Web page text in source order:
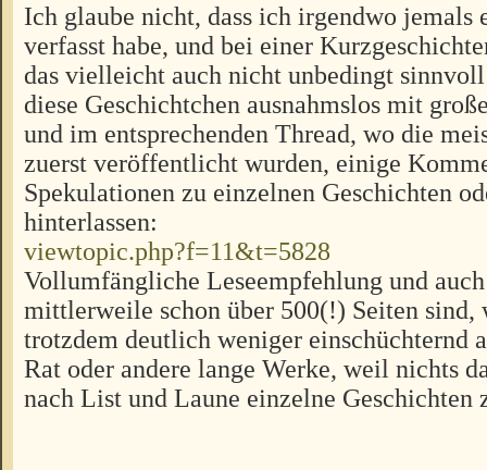
Ich glaube nicht, dass ich irgendwo jemals
verfasst habe, und bei einer
das vielleicht auch nicht unbedingt
diese Geschichtchen ausnahmslos mit
und im entsprechenden Thread, wo die
zuerst veröffentlicht wurden, einige
Spekulationen zu einzelnen Geschichten
hinterlassen:
viewtopic.php?f=11&t=5828
Vollumfängliche Leseempfehlung und
mittlerweile schon über 500(!) Seiten sind,
trotzdem deutlich weniger einschüchternd
Rat oder andere lange Werke, weil nichts
nach List und Laune einzelne Geschichten